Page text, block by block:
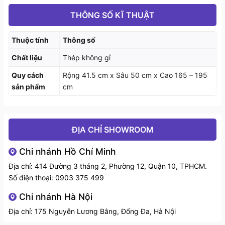
tạo chắc chắn, thi công cẩn thận đến từng múi hàn
nên bạn hoàn toàn yên tâm khi để đồ nặng.
THÔNG SỐ KĨ THUẬT
Thuộc tính Thông số
Chất liệu Thép không gỉ
Quy cách
sản phẩm
Rộng 41.5 cm x Sâu 50 cm x Cao 165 – 195
cm
ĐỊA CHỈ SHOWROOM
Chi nhánh Hồ Chí Minh
Địa chỉ: 414 Đường 3 tháng 2, Phường 12, Quận 10, TPHCM.
Số điện thoại: 0903 375 499
Chi nhánh Hà Nội
Địa chỉ: 175 Nguyễn Lương Bằng, Đống Đa, Hà Nội